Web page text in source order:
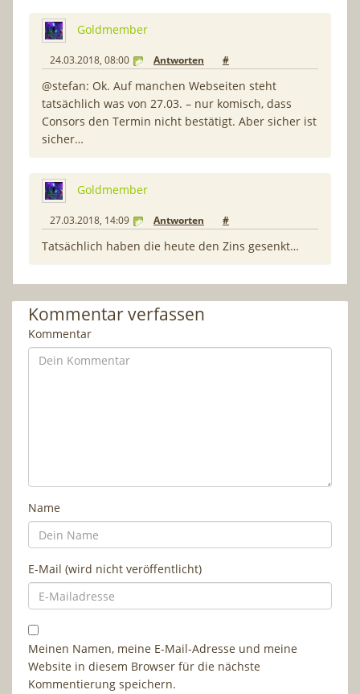
Goldmember
24.03.2018, 08:00 Antworten #
@stefan: Ok. Auf manchen Webseiten steht
tatsächlich was von 27.03. – nur komisch, dass
Consors den Termin nicht bestätigt. Aber sicher ist
sicher…
Goldmember
27.03.2018, 14:09 Antworten #
Tatsächlich haben die heute den Zins gesenkt…
Kommentar verfassen
Kommentar
Name
E-Mail (wird nicht veröffentlicht)
Meinen Namen, meine E-Mail-Adresse und meine
Website in diesem Browser für die nächste
Kommentierung speichern.